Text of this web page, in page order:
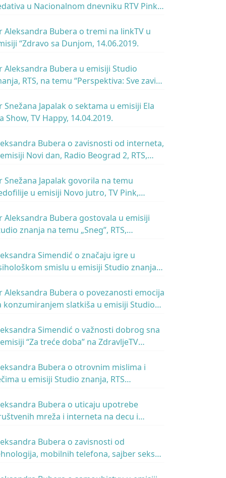
u Nacionalnom dnevniku RTV Pink,
Aleksandra Bubera o tremi na linkTV u
“Zdravo sa Dunjom, 14.06.2019.
Aleksandra Bubera u emisiji Studio
RTS, na temu “Perspektiva: Sve zavisi
Snežana Japalak o sektama u emisiji Ela
Show, TV Happy, 14.04.2019.
Bubera o zavisnosti od interneta,
Novi dan, Radio Beograd 2, RTS,
Snežana Japalak govorila na temu
u emisiji Novo jutro, TV Pink,
Aleksandra Bubera gostovala u emisiji
znanja na temu „Sneg”, RTS,
Simendić o značaju igre u
smislu u emisiji Studio znanja,
Aleksandra Bubera o povezanosti emocija
konzumiranjem slatkiša u emisiji Studio
Simendić o važnosti dobrog sna
“Za treće doba” na ZdravljeTV
Bubera o otrovnim mislima i
u emisiji Studio znanja, RTS
Bubera o uticaju upotrebe
mreža i interneta na decu i
3.9.2018.Bubera o zavisnosti od
mobilnih telefona, sajber seksa i